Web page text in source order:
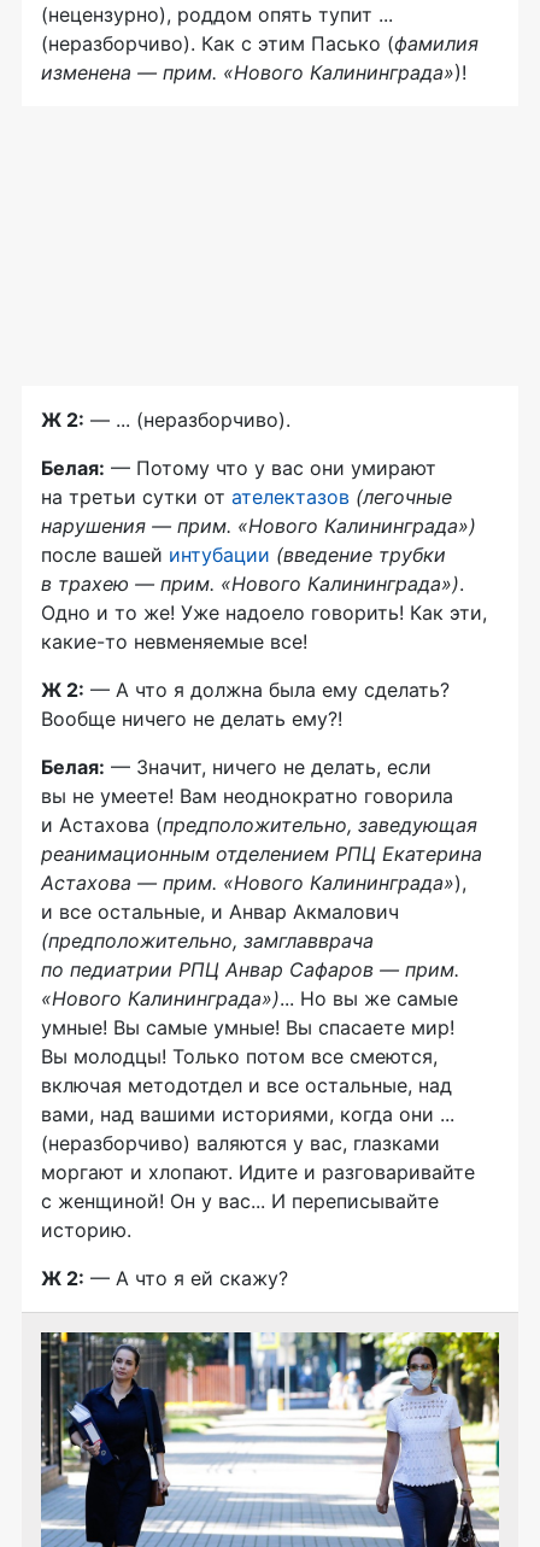
(нецензурно), роддом опять тупит ...
(неразборчиво). Как с этим Пасько (фамилия
изменена — прим. «Нового Калининграда»)!
Ж 2: — ... (неразборчиво).
Белая: — Потому что у вас они умирают
на третьи сутки от ателектазов (легочные
нарушения — прим. «Нового Калининграда»)
после вашей интубации (введение трубки
в трахею — прим. «Нового Калининграда»).
Одно и то же! Уже надоело говорить! Как эти,
какие-то невменяемые все!
Ж 2: — А что я должна была ему сделать?
Вообще ничего не делать ему?!
Белая: — Значит, ничего не делать, если
вы не умеете! Вам неоднократно говорила
и Астахова (предположительно, заведующая
реанимационным отделением РПЦ Екатерина
Астахова — прим. «Нового Калининграда»),
и все остальные, и Анвар Акмалович
(предположительно, замглавврача
по педиатрии РПЦ Анвар Сафаров — прим.
«Нового Калининграда»)... Но вы же самые
умные! Вы самые умные! Вы спасаете мир!
Вы молодцы! Только потом все смеются,
включая методотдел и все остальные, над
вами, над вашими историями, когда они ...
(неразборчиво) валяются у вас, глазками
моргают и хлопают. Идите и разговаривайте
с женщиной! Он у вас... И переписывайте
историю.
Ж 2: — А что я ей скажу?